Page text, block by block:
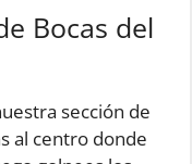
Bocas del
sección de
al centro donde